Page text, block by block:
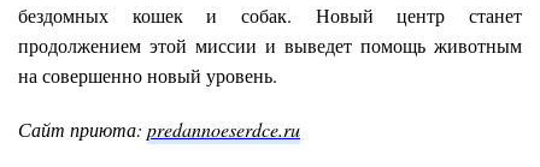
бездомных кошек и собак. Новый центр станет
продолжением этой миссии и выведет помощь животным
на совершенно новый уровень.
Сайт приюта: predannoeserdce.ru